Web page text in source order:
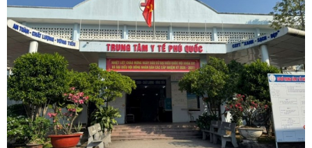
Pháp luật
Vụ án
Tin nóng
Tư vấn luật
Thể thao
Pickleball
Bóng đá quốc tế
Bóng đá Việt Nam
Thế giới thể thao
Lịch thi đấu bóng đá
eSports
Hậu trường